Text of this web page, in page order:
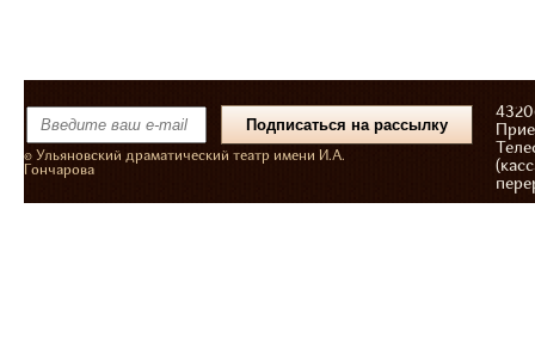
© Ульяновский драматический театр имени И.А.
Гончарова